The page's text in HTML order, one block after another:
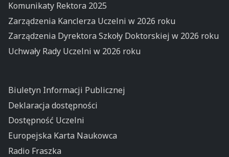
Komunikaty Rektora 2025
Zarządzenia Kanclerza Uczelni w 2026 roku
Zarządzenia Dyrektora Szkoły Doktorskiej w 2026 roku
Uchwały Rady Uczelni w 2026 roku
Biuletyn Informacji Publicznej
Deklaracja dostępności
Dostępność Uczelni
Europejska Karta Naukowca
Radio Fraszka